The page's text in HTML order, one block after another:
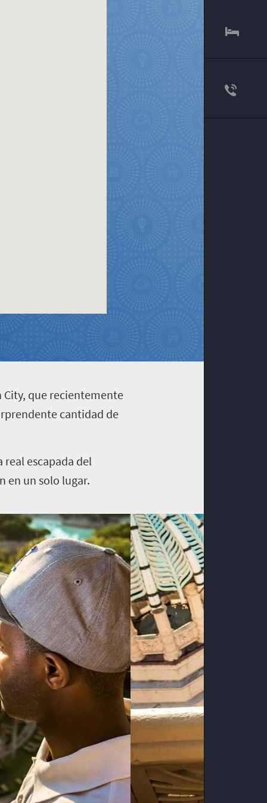
que recientemente
cantidad de
escapada del
en un solo lugar.